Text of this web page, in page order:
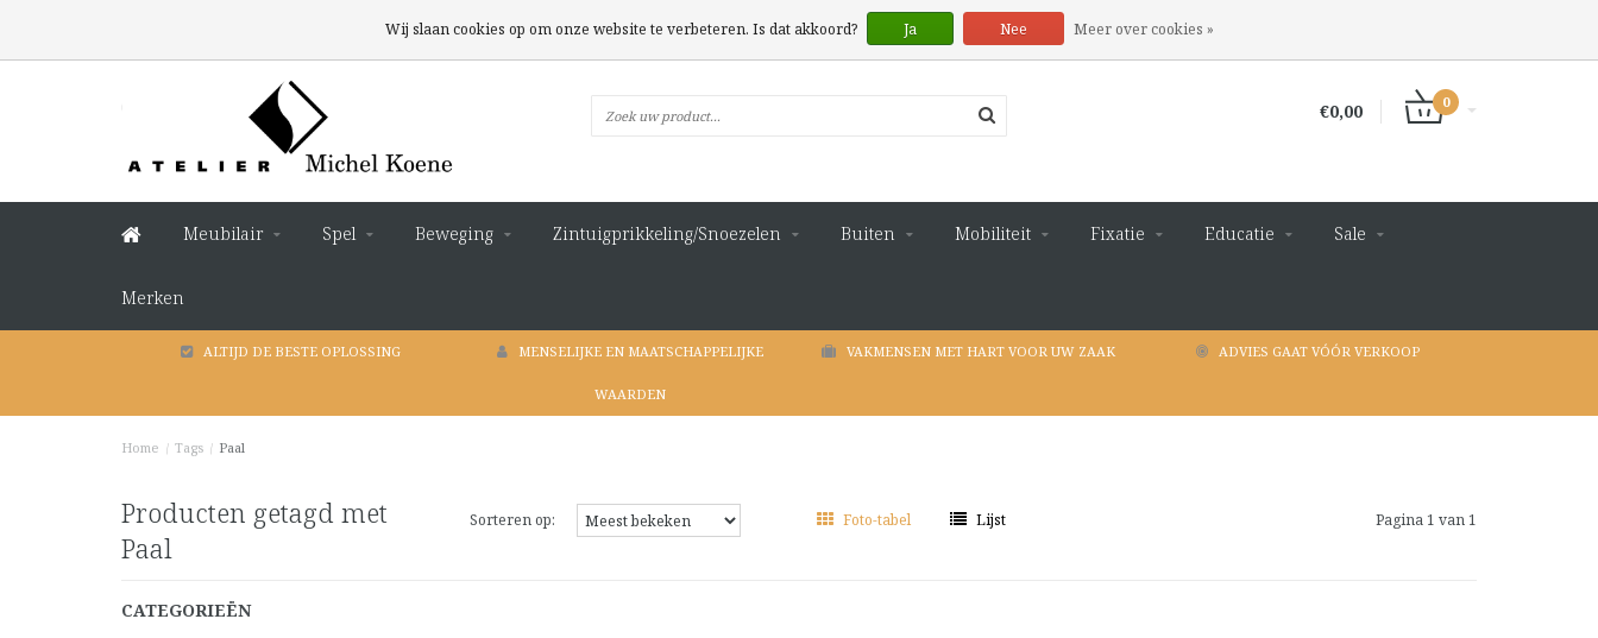
€0,00 0
Meubilair Spel Beweging Zintuigprikkeling/Snoezelen Buiten Mobiliteit Fixatie Educatie Sale
Merken
ALTIJD DE BESTE OPLOSSING MENSELIJKE EN MAATSCHAPPELIJKE
WAARDEN
VAKMENSEN MET HART VOOR UW ZAAK ADVIES GAAT VÓÓR VERKOOP
Home / Tags / Paal
Producten getagd met
Paal
Sorteren op: Foto-tabel Lijst Pagina 1 van 1
CATEGORIEËN
Wij slaan cookies op om onze website te verbeteren. Is dat akkoord? Ja Nee Meer over cookies »